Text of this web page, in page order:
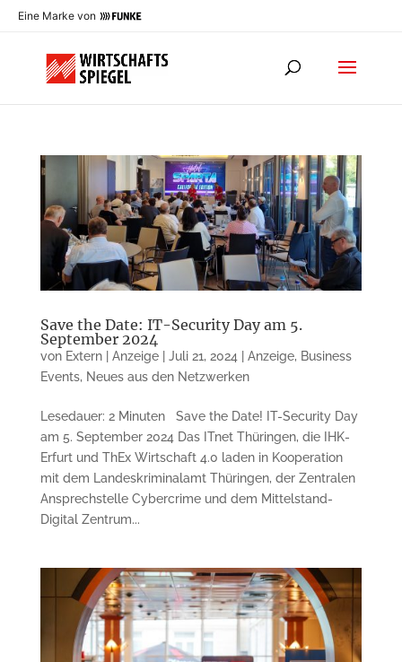
Eine Marke von
Save the Date: IT-Security Day am 5.
September 2024
von Extern | Anzeige| Juli 21, 2024 Anzeige, Business
Events, Neues aus den Netzwerken
Lesedauer: 2 Minuten Save the Date! IT-Security Day
am 5. September 2024 Das ITnet Thüringen, die IHK-
Erfurt und ThEx Wirtschaft 4.0 laden in Kooperation
mit dem Landeskriminalamt Thüringen, der Zentralen
Ansprechstelle Cybercrime und dem Mittelstand-
Digital Zentrum...